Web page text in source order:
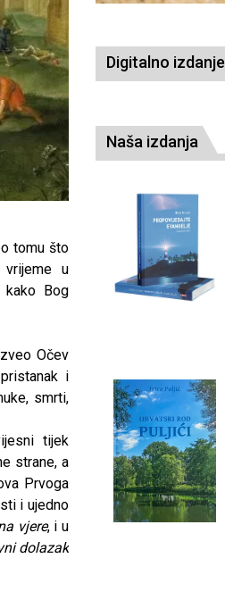
tomu što
u
kako Bog
Očev
i
smrti,
tijek
strane, a
Prvoga
i ujedno
vjere, i u
dolazak
Digitalno izdanje
Naša izdanja